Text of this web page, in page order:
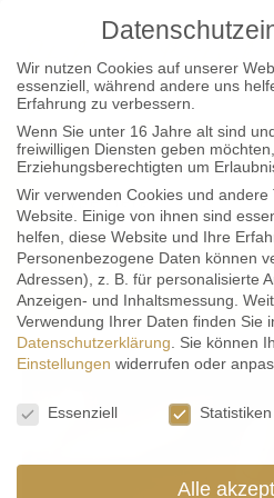
Home | Author:
Wir nutzen Cookies auf unserer
essenziell, während andere uns
Erfahrung zu verbessern.
Wenn Sie unter 16 Jahre alt sind
freiwilligen Diensten geben
Erziehungsberechtigten um
Wir verwenden Cookies und
Website. Einige von ihnen sind
helfen, diese Website und Ihre
Personenbezogene Daten können
Adressen), z. B. für personalisierte
Anzeigen- und Inhaltsmessung.
Verwendung Ihrer Daten finden Sie
Datenschutzerklärung
Sie können
Einstellungen widerrufen oder
Essenziell
Statistiken
Alle